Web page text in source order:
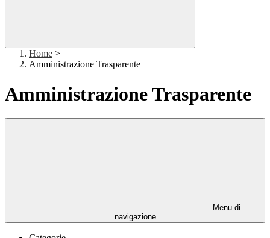
Home >
Amministrazione Trasparente
Amministrazione Trasparente
Menu di
navigazione